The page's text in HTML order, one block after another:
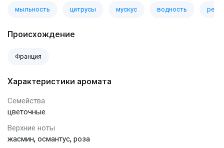
мыльность цитрусы мускус водность
Происхождение
Франция
Характеристики аромата
Семейства
цветочные
Верхние ноты
жасмин, османтус, роза